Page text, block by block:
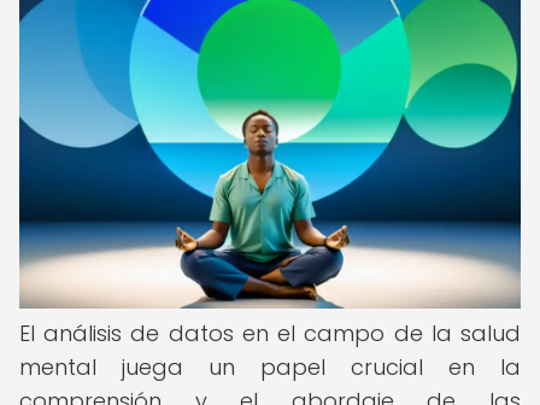
El análisis de datos en el campo de la salud
mental juega un papel crucial en la